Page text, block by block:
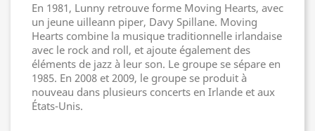
En 1981, Lunny retrouve forme Moving Hearts, avec
un jeune uilleann piper, Davy Spillane. Moving
Hearts combine la musique traditionnelle irlandaise
avec le rock and roll, et ajoute également des
éléments de jazz à leur son. Le groupe se sépare en
1985. En 2008 et 2009, le groupe se produit à
nouveau dans plusieurs concerts en Irlande et aux
États-Unis.